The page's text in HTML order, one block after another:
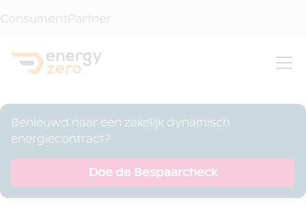
Consument Partner
Benieuwd naar een zakelijk dynamisch
energiecontract?
Doe de Bespaarcheck